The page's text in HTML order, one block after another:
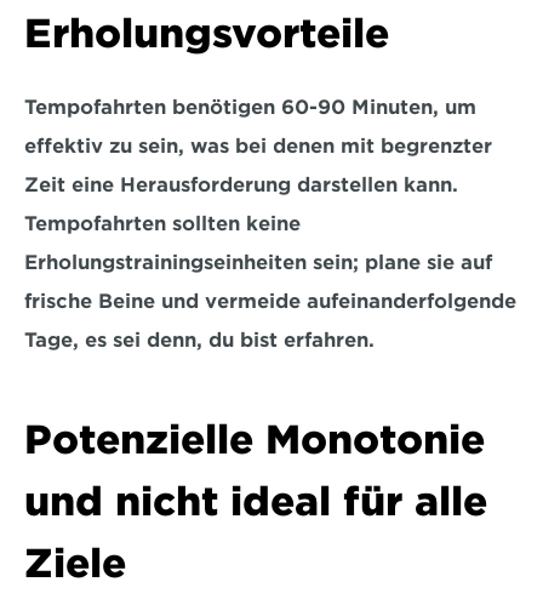
Erholungsvorteile
Tempofahrten benötigen 60-90 Minuten, um
effektiv zu sein, was bei denen mit begrenzter
Zeit eine Herausforderung darstellen kann.
Tempofahrten sollten keine
Erholungstrainingseinheiten sein; plane sie auf
frische Beine und vermeide aufeinanderfolgende
Tage, es sei denn, du bist erfahren.
Potenzielle Monotonie
und nicht ideal für alle
Ziele